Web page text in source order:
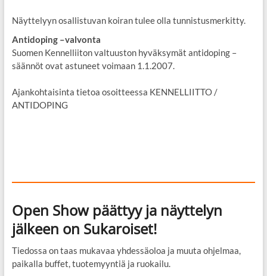
Näyttelyyn osallistuvan koiran tulee olla tunnistusmerkitty.
Antidoping –valvonta
Suomen Kennelliiton valtuuston hyväksymät antidoping –
säännöt ovat astuneet voimaan 1.1.2007.
Ajankohtaisinta tietoa osoitteessa KENNELLIITTO /
ANTIDOPING
Open Show päättyy ja näyttelyn
jälkeen on Sukaroiset!
Tiedossa on taas mukavaa yhdessäoloa ja muuta ohjelmaa,
paikalla buffet, tuotemyyntiä ja ruokailu.